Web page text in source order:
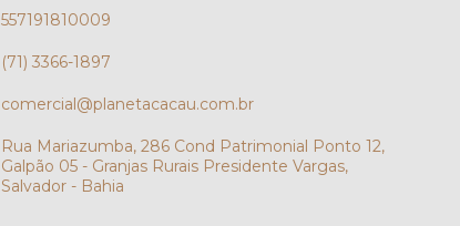
557191810009
(71) 3366-1897
comercial@planetacacau.com.br
Rua Mariazumba, 286 Cond Patrimonial Ponto 12,
Galpão 05 - Granjas Rurais Presidente Vargas,
Salvador - Bahia